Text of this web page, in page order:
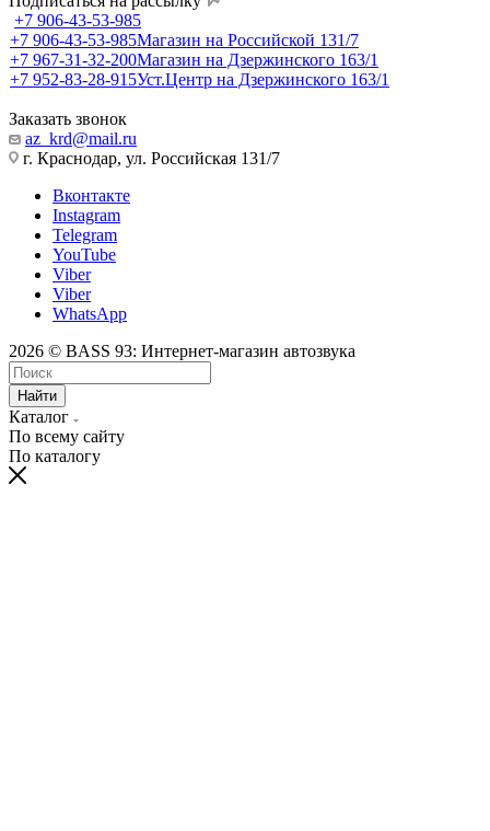
+7 906-43-53-985
+7 906-43-53-985Магазин на Российской 131/7
+7 967-31-32-200Магазин на Дзержинского 163/1
+7 952-83-28-915Уст.Центр на Дзержинского 163/1
Заказать звонок
az_krd@mail.ru
г. Краснодар, ул. Российская 131/7
Вконтакте
Instagram
Telegram
YouTube
Viber
Viber
WhatsApp
2026 © BASS 93: Интернет-магазин автозвука
Найти
Каталог
По всему сайту
По каталогу